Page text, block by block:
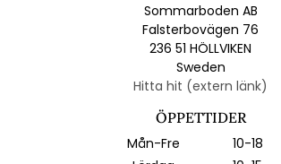
Sommarboden AB
Falsterbovägen 76
236 51 HÖLLVIKEN
Sweden
Hitta hit (extern länk)
ÖPPETTIDER
Mån-Fre
10-18